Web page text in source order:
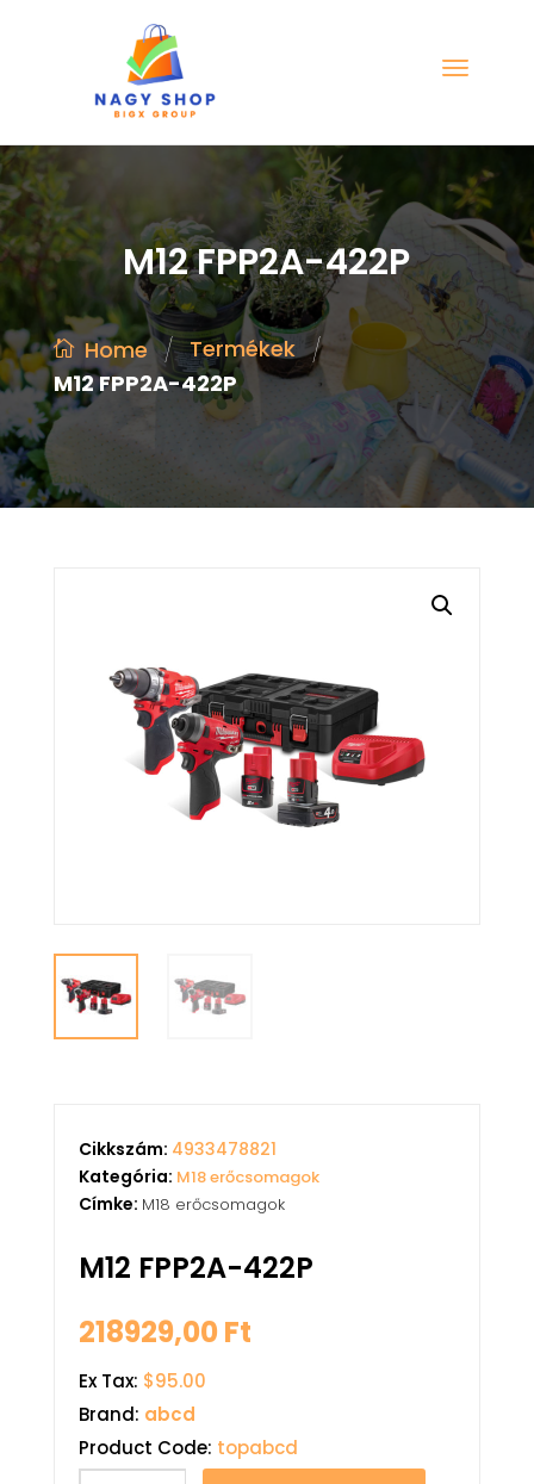
M12 FPP2A-422P
Home / Termékek /
M12 FPP2A-422P
Cikkszám: 4933478821
Kategória: M18 erőcsomagok
Címke: M18 erőcsomagok
M12 FPP2A-422P
218929,00Ft
Ex Tax: $95.00
Brand: abcd
Product Code: topabcd